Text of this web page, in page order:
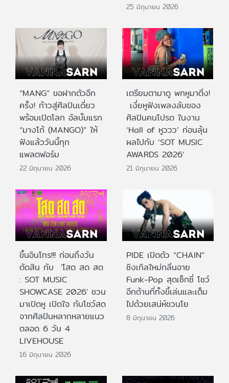
25 มิถุนายน 2026
“MANG” ขอฝากตัวอีก
ครั้ง! ก้าวสู่ศิลปินเดี่ยว
พร้อมเปิดโลก อัลบั้มแรก
“มางโก้ (MANGO)” ให้
ฟังแล้ววันนี้ทุก
แพลตฟอร์ม
22 มิถุนายน 2026
เตรียมตามาดู พกหูมาติ่ง!
เงี่ยหูฟังเพลงลับของ
ศิลปินคนโปรด ในงาน
‘Hall of หูววว’ ก่อนลุ้น
ผลไปกับ ‘SOT MUSIC
AWARDS 2026’
21 มิถุนายน 2026
ขึ้นอินโทร!!! ก่อนถึงวัน
ตัดสิน กับ 'โสต สด สด
: SOT MUSIC
SHOWCASE 2026' ชวน
มาเปิดหู เปิดใจ กับโชว์สด
จากศิลปินหลากหลายแนว
ตลอด 6 วัน 4
LIVEHOUSE
16 มิถุนายน 2026
PIDE เปิดตัว “CHAIN”
ซิงเกิลใหม่กลิ่นอาย
Funk-Pop สุดเซ็กซี่ โชว์
อีกด้านที่ทั้งขี้เล่นและเต็ม
ไปด้วยเสน่ห์ชวนโย
8 มิถุนายน 2026